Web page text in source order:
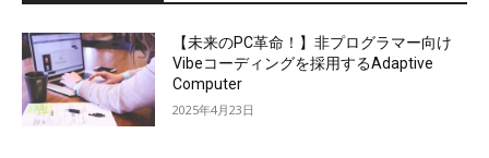
【未来のPC革命！】非プログラマー向け
Vibeコーディングを採用するAdaptive
Computer
2025年4月23日